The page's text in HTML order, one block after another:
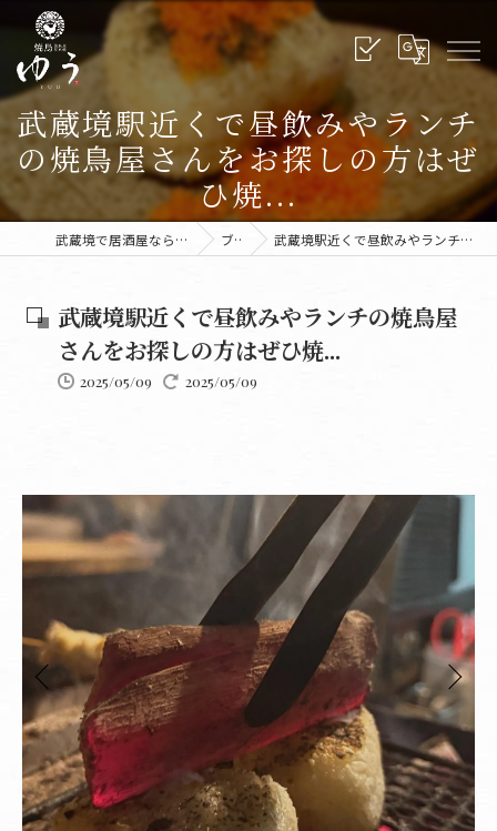
武蔵境駅近くで昼飲みやランチ
の焼鳥屋さんをお探しの方はぜ
ひ焼...
武蔵境で居酒屋なら炭火焼鳥ゆう 武蔵境本店 ブログ 武蔵境駅近くで昼飲みやランチの焼鳥屋さんをお探しの方はぜひ焼...
武蔵境駅近くで昼飲みやランチの焼鳥屋
さんをお探しの方はぜひ焼...
2025/05/09 2025/05/09